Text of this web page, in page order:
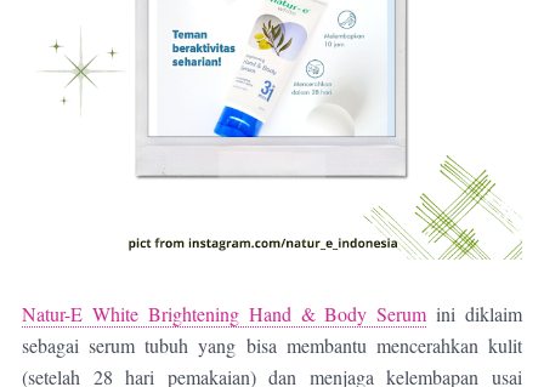
Natur-E White Brightening Hand & Body Serum ini diklaim
sebagaiserum tubuh yang bisa membantu mencerahkan kulit
(setelah 28 hari pemakaian) dan menjaga kelembapan usai